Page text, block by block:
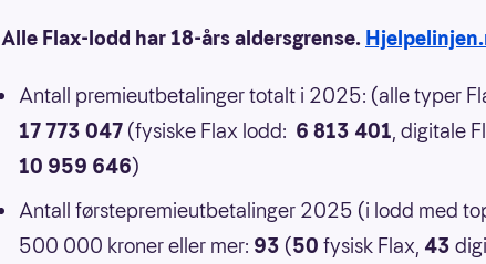
Alle Flax-lodd har 18-års aldersgrense.
Antall premieutbetalinger totalt i 2025: (alle typer
17 773 047 (fysiske Flax lodd: 6 813 401, digitale
10 959 646)
Antall førstepremieutbetalinger 2025 (i lodd med
500 000 kroner eller mer: 93 (50 fysisk Flax, 43